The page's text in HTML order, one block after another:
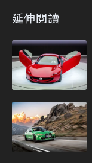
延伸閱讀